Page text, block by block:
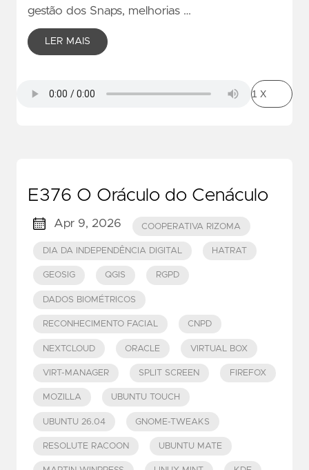
gestão dos Snaps, melhorias …
LER MAIS
E376 O Oráculo do Cenáculo
Apr 9, 2026 COOPERATIVA RIZOMA
DIA DA INDEPENDÊNCIA DIGITAL HATRAT
GEOSIG QGIS RGPD
DADOS BIOMÉTRICOS
RECONHECIMENTO FACIAL CNPD
NEXTCLOUD ORACLE VIRTUAL BOX
VIRT-MANAGER SPLIT SCREEN FIREFOX
MOZILLA UBUNTU TOUCH
UBUNTU 26.04 GNOME-TWEAKS
RESOLUTE RACOON UBUNTU MATE